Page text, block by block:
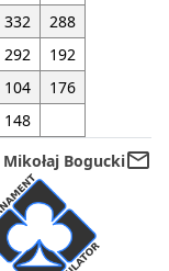
332
288
292
192
104
176
148
Mikołaj Boguckimail_outline